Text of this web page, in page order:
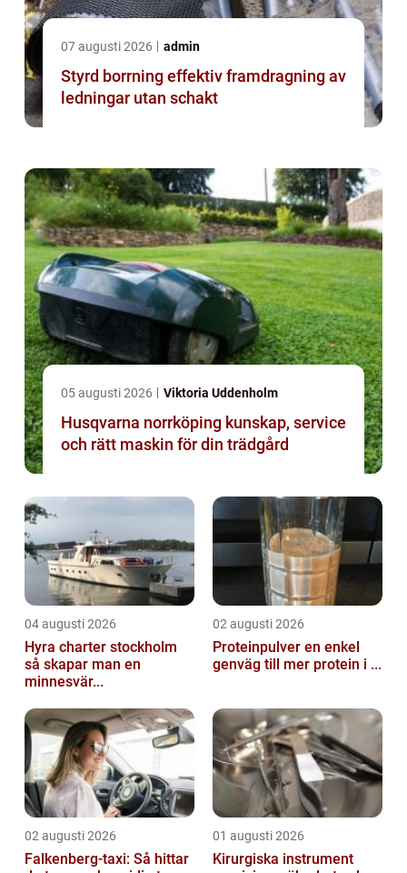
07 augusti 2026 admin
Styrd borrning effektiv framdragning av
ledningar utan schakt
05 augusti 2026 Viktoria Uddenholm
Husqvarna norrköping kunskap, service
och rätt maskin för din trädgård
04 augusti 2026
Hyra charter stockholm
så skapar man en
minnesvär...
02 augusti 2026
Proteinpulver en enkel
genväg till mer protein i ...
02 augusti 2026
Falkenberg-taxi: Så hittar
01 augusti 2026
Kirurgiska instrument